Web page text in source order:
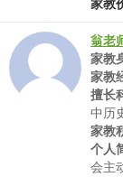
感受
家教
翁老
家教
家教
擅长
中历
家教
个人
会主